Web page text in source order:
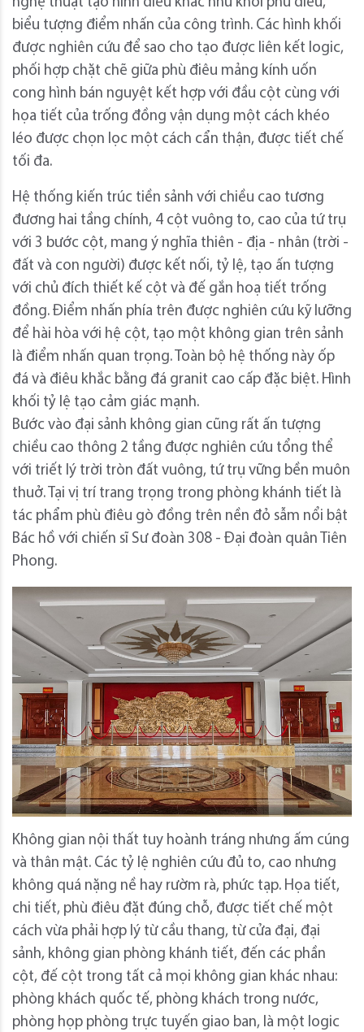
nghệ thuật tạo hình điêu khắc như khối phù điêu,
biểu tượng điểm nhấn của công trình. Các hình khối
được nghiên cứu để sao cho tạo được liên kết logic,
phối hợp chặt chẽ giữa phù điêu mảng kính uốn
cong hình bán nguyệt kết hợp với đầu cột cùng với
họa tiết của trống đồng vận dụng một cách khéo
léo được chọn lọc một cách cẩn thận, được tiết chế
tối đa.
Hệ thống kiến trúc tiền sảnh với chiều cao tương
đương hai tầng chính, 4 cột vuông to, cao của tứ trụ
với 3 bước cột, mang ý nghĩa thiên - địa - nhân (trời -
đất và con người) được kết nối, tỷ lệ, tạo ấn tượng
với chủ đích thiết kế cột và đế gắn hoạ tiết trống
đồng. Điểm nhấn phía trên được nghiên cứu kỹ lưỡng
để hài hòa với hệ cột, tạo một không gian trên sảnh
là điểm nhấn quan trọng. Toàn bộ hệ thống này ốp
đá và điêu khắc bằng đá granit cao cấp đặc biệt. Hình
khối tỷ lệ tạo cảm giác mạnh.
Bước vào đại sảnh không gian cũng rất ấn tượng
chiều cao thông 2 tầng được nghiên cứu tổng thể
với triết lý trời tròn đất vuông, tứ trụ vững bền muôn
thuở. Tại vị trí trang trọng trong phòng khánh tiết là
tác phẩm phù điêu gò đồng trên nền đỏ sẫm nổi bật
Bác hồ với chiến sĩ Sư đoàn 308 - Đại đoàn quân Tiên
Phong.
Không gian nội thất tuy hoành tráng nhưng ấm cúng
và thân mật. Các tỷ lệ nghiên cứu đủ to, cao nhưng
không quá nặng nề hay rườm rà, phức tạp. Họa tiết,
chi tiết, phù điêu đặt đúng chỗ, được tiết chế một
cách vừa phải hợp lý từ cầu thang, từ cửa đại, đại
sảnh, không gian phòng khánh tiết, đến các phần
cột, đế cột trong tất cả mọi không gian khác nhau:
phòng khách quốc tế, phòng khách trong nước,
phòng họp phòng trực tuyến giao ban, là một logic